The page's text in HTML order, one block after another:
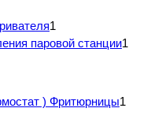
1
паровой станции1
) Фритюрницы1